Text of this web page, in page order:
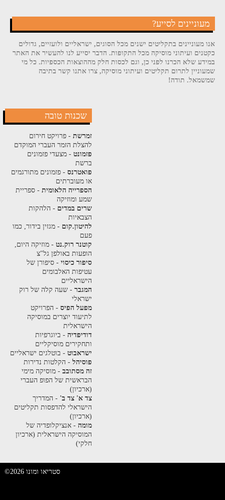
מעוניינים לסייע?
אנו מעוניינים בתקליטים ישנים מכל הסוגים, ישראליים ולועזיים, גדולים
כקטנים ועיתוני מוסיקה מכל התקופות. הדבר יסייע לנו להעשיר את האתר
במידע שלא הכרנו לפני כן, וגם לכסות חלק מההוצאות הכספיות. כל מי
שמעוניין לתרום תקליטים ועיתוני מוסיקה, צרו אתנו קשר בתיבה
שמשמאל. תודה!
שכנות טובה
זמרשת- פרויקט חירום
להצלת הזמר העברי המוקדם
פזמונט- מצעדי פזמונים
ברשת
פואטרנס- פזמונים מתורגמים
או מעוברתים
הספרייה הלאומית- ספריית
שמע ומוזיקה
שרים במדים - הלהקות
הצבאיות
להיטון.קום - מגזין בידור, כמו
פעם
קוטנר רוק.נט- מוזיקה היום,
הופעות באולפן גל"צ
סיפור כיסוי- סיפורן של
עטיפות האלבומים
הישראליים
המגבר- שעה קלה של רוק
ישראלי
מפעל הפיס- הפרויקט
לתיעוד יוצרים במוסיקה
הישראלית
דודיפדיה- ביוגרפיות
ותחקירים מוסיקליים
ישראבוט- בוטלגים ישראליים
פוסיהל- הקלטות נדירות
זה מסתובב- מוסיקה מימי
הבראשית של הפופ העברי
(ארכיון)
צד א' צד ב' - המדריך
הישראלי להדפסות תקליטים
(ארכיון)
מומה- אנציקלופדיה של
המוסיקה הישראלית (ארכיון
חלקי)
©2026 סטריאו ומונו